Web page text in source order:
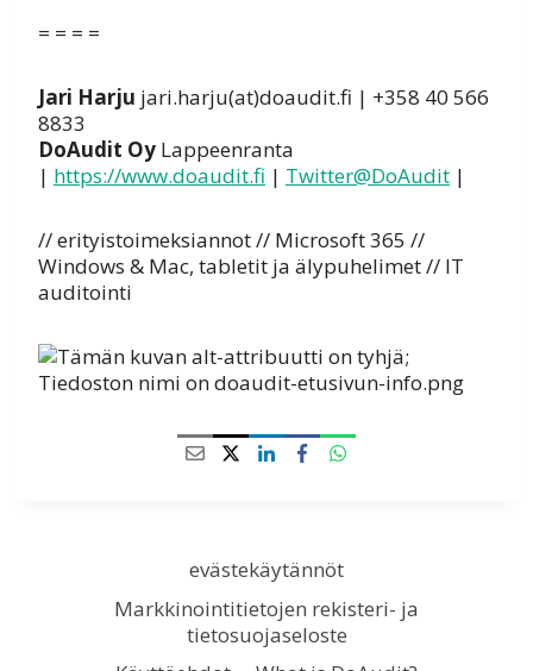
= = = =
Jari Harju jari.harju(at)doaudit.fi | +358 40 566
8833
DoAudit Oy Lappeenranta
| https://www.doaudit.fi | Twitter@DoAudit |
// erityistoimeksiannot // Microsoft 365 //
Windows & Mac, tabletit ja älypuhelimet // IT
auditointi
evästekäytännöt
Markkinointitietojen rekisteri- ja
tietosuojaseloste